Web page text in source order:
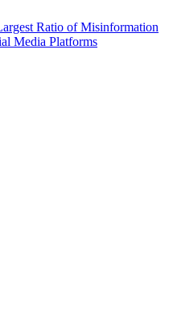
Ratio of Misinformation
Media Platforms